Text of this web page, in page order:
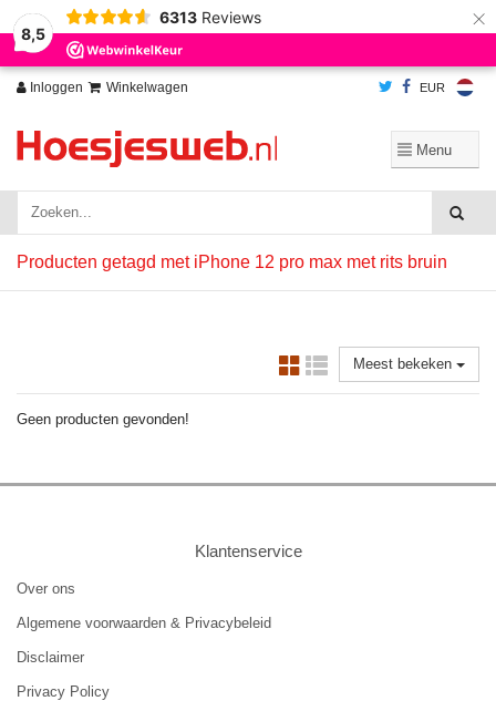
8,5
6313 Reviews ×
Inloggen Winkelwagen EUR
Producten getagd met iPhone 12 pro max met rits bruin
Meest bekeken
Geen producten gevonden!
Klantenservice
Over ons
Algemene voorwaarden & Privacybeleid
Disclaimer
Privacy Policy
Wij slaan cookies op om onze website te verbeteren. Is dat akkoord?
Ja
Nee